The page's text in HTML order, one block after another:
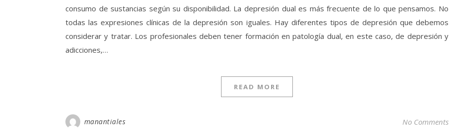
consumo de sustancias según su disponibilidad. La depresión dual es más frecuente de lo que pensamos. No
todas las expresiones clínicas de la depresión son iguales. Hay diferentes tipos de depresión que debemos
considerar y tratar. Los profesionales deben tener formación en patología dual, en este caso, de depresión y
adicciones,…
READ MORE
manantiales No Comments